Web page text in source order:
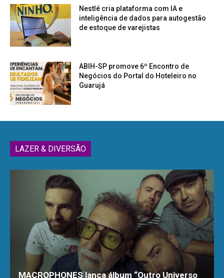
Nestlé cria plataforma com IA e
inteligência de dados para autogestão
de estoque de varejistas
ABIH-SP promove 6º Encontro de
Negócios do Portal do Hoteleiro no
Guarujá
LAZER & DIVERSÃO
MACROPHONES lança álbum “Outro Universo